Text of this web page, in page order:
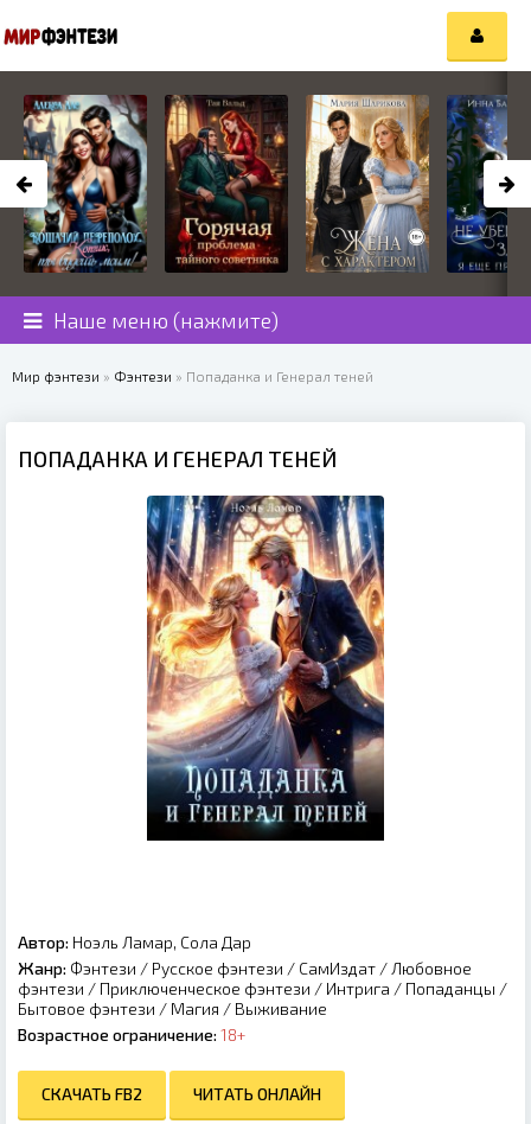
Наше меню (нажмите)
Мир фэнтези » Фэнтези » Попаданка и Генерал теней
ПОПАДАНКА И ГЕНЕРАЛ ТЕНЕЙ
Автор: Ноэль Ламар, Сола Дар
Жанр: Фэнтези / Русское фэнтези / СамИздат / Любовное
фэнтези / Приключенческое фэнтези / Интрига / Попаданцы /
Бытовое фэнтези / Магия / Выживание
Возрастное ограничение: 18+
СКАЧАТЬ FB2 ЧИТАТЬ ОНЛАЙН